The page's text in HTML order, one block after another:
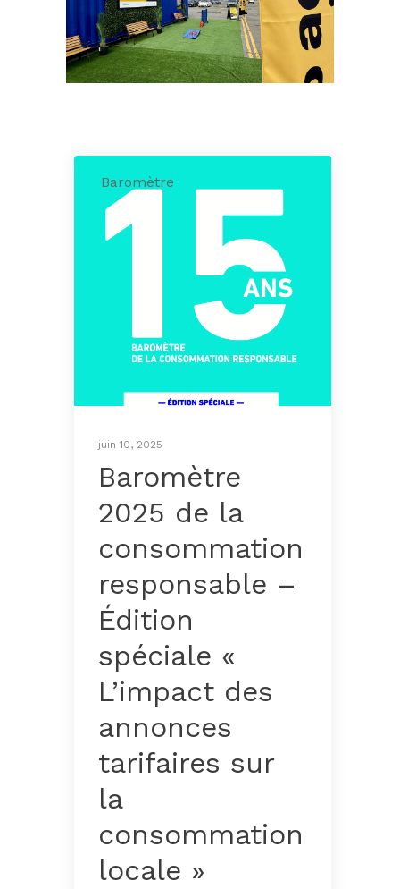
Baromètre
juin 10, 2025
Baromètre
2025 de la
consommation
responsable –
Édition
spéciale «
L’impact des
annonces
tarifaires sur
la
consommation
locale »